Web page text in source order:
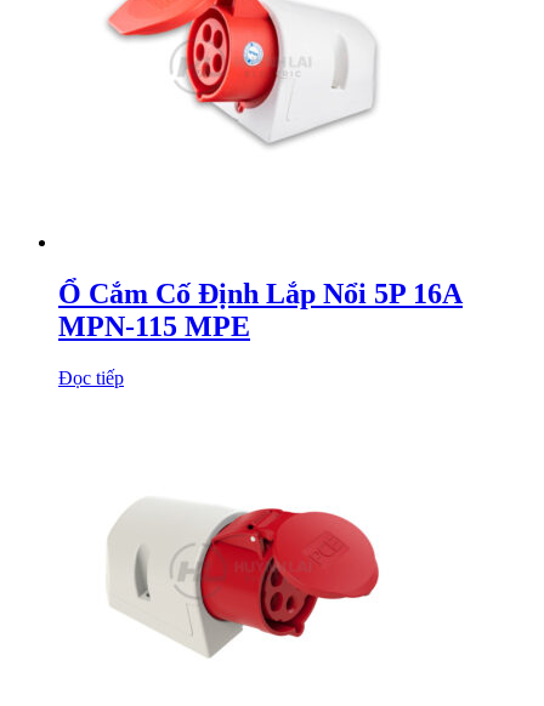
Ổ Cắm Cố Định Lắp Nổi 5P 16A
MPN-115 MPE
Đọc tiếp